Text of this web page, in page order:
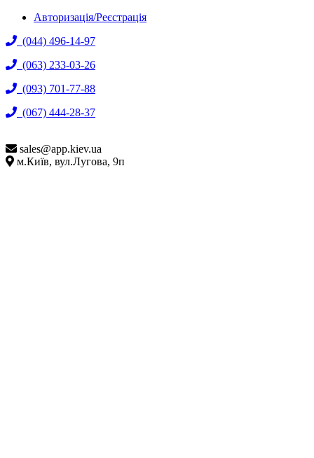
Авторизація/Реєстрація
(044) 496-14-97
(063) 233-03-26
(093) 701-77-88
(067) 444-28-37
sales@app.kiev.ua
м.Київ, вул.Лугова, 9п